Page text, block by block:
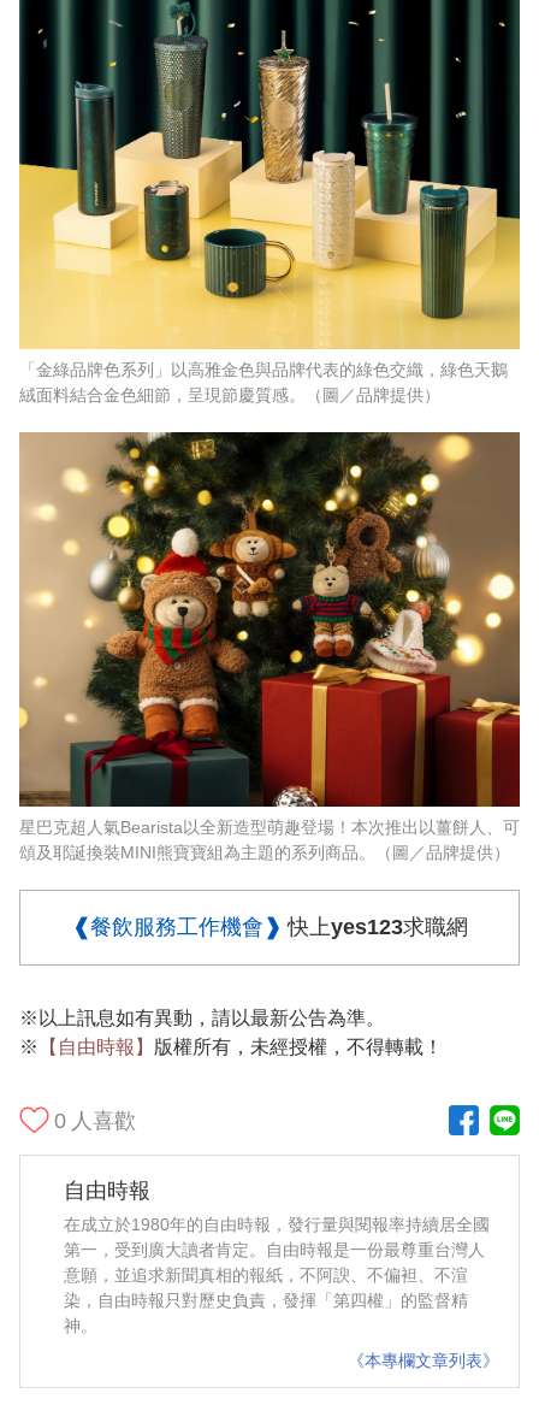
「金綠品牌色系列」以高雅金色與品牌代表的綠色交織，綠色天鵝
絨面料結合金色細節，呈現節慶質感。（圖／品牌提供）
星巴克超人氣Bearista以全新造型萌趣登場！本次推出以薑餅人、可
頌及耶誕換裝MINI熊寶寶組為主題的系列商品。（圖／品牌提供）
❰餐飲服務工作機會❱ 快上yes123求職網
※以上訊息如有異動，請以最新公告為準。
※
【自由時報】 版權所有，未經授權，不得轉載！
0 人喜歡
自由時報
在成立於1980年的自由時報，發行量與閱報率持續居全國
第一，受到廣大讀者肯定。自由時報是一份最尊重台灣人
意願，並追求新聞真相的報紙，不阿諛、不偏袒、不渲
染，自由時報只對歷史負責，發揮「第四權」的監督精
神。
《本專欄文章列表》